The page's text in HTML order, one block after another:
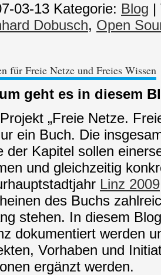
03-13 Kategorie: Blog |
Dobusch, Open
für Freie Netze und Freies Wissen
geht es in diesem
„Freie Netze.
ein Buch. Die
der Kapitel sollen
und gleichzeitig
Linz 2009
des Buchs
stehen. In diesem
dokumentiert werden
Vorhaben und
ergänzt werden.